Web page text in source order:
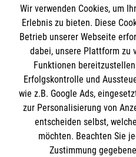
Wir verwenden Cookies, um
Erlebnis zu bieten. Diese
Betrieb unserer Webseite
dabei, unsere Plattform zu
Funktionen
Erfolgskontrolle und
wie z.B. Google Ads,
zur Personalisierung von
entscheiden selbst,
möchten. Beachten Sie
Zustimmung